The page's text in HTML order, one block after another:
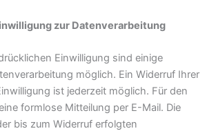
zur Datenverarbeitung
Einwilligung sind einige
möglich. Ein Widerruf Ihrer
ist jederzeit möglich. Für den
formlose Mitteilung per E-Mail. Die
bis zum Widerruf erfolgten